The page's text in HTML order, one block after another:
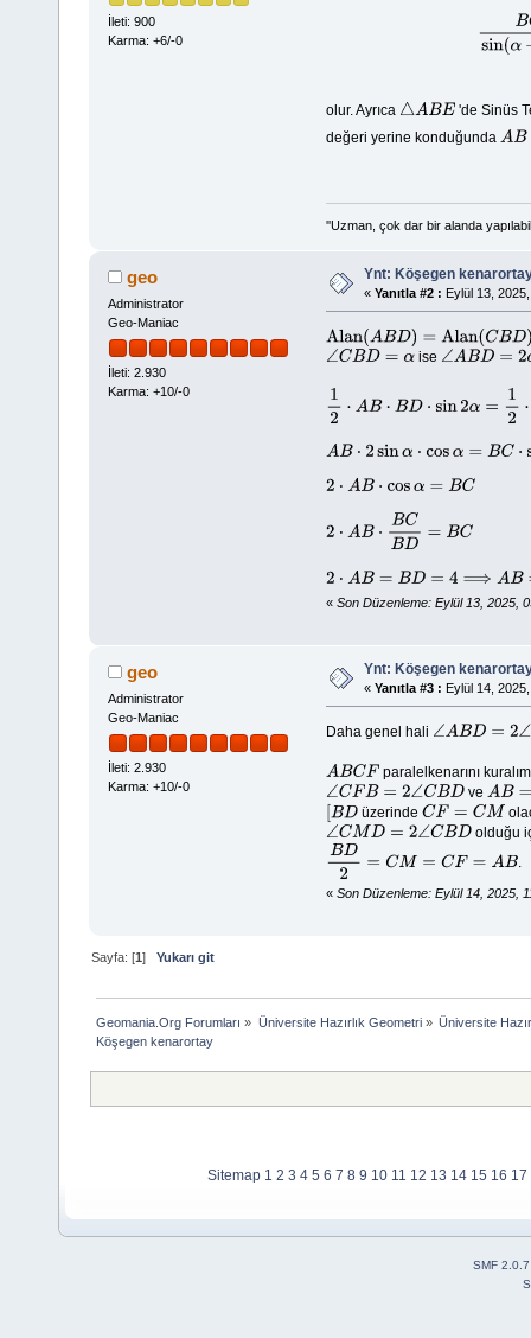
İleti: 900
Karma: +6/-0
C
olur. Ayrıca △ABE
'de Sinüs
değeri yerine konduğunda AB=
''Uzman, çok dar bir alanda
geo
Administrator
Geo-Maniac
İleti: 2.930
Karma: +10/-0
Ynt: Köşegen
« Yanıtla #2 : Eylül 13,
Alan(ABD)=Alan( CBD)
∠CBD=α ise ∠ABD=2 α
12 AB⋅BD ⋅sin2α =12⋅ BC BD ⋅sin
AB⋅2 sin α⋅cosα=BC⋅sinα
2⋅ AB⋅cos α=B C
2⋅ AB⋅BC BD=BC
2⋅ AB=B D= 4⟹AB=2
« Son Düzenleme: Eylül 13, 2025,
geo
Administrator
Geo-Maniac
İleti: 2.930
Karma: +10/-0
Ynt: Köşegen
« Yanıtla #3 : Eylül 14,
Daha genel hali ∠ABD=2 ∠ CB
ABCF
paralelkenarını
∠CFB=2 ∠ CBD veAB= C
BD üzerindeCF= CM
∠CMD=2 ∠CBD
olduğu
BD2= CM =CF= AB .
« Son Düzenleme: Eylül 14, 2025,
Sayfa: [1]Yukarı git
Geomania.Org Forumları » Üniversite Hazırlık Geometri» Üniversite
Köşegen kenarortay
Sitemap 1 2 3 4 5 6 7 8 9 10 11 12 13 14 15 16 17
SMF 2.0.7